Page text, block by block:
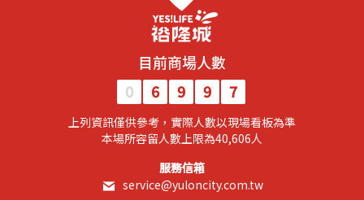
目前商場人數
0
6 9 9 7
上列資訊僅供參考，實際人數以現場看板為準
​本場所容留人數上限為40,606人​
服務信箱
service@yuloncity.com.tw